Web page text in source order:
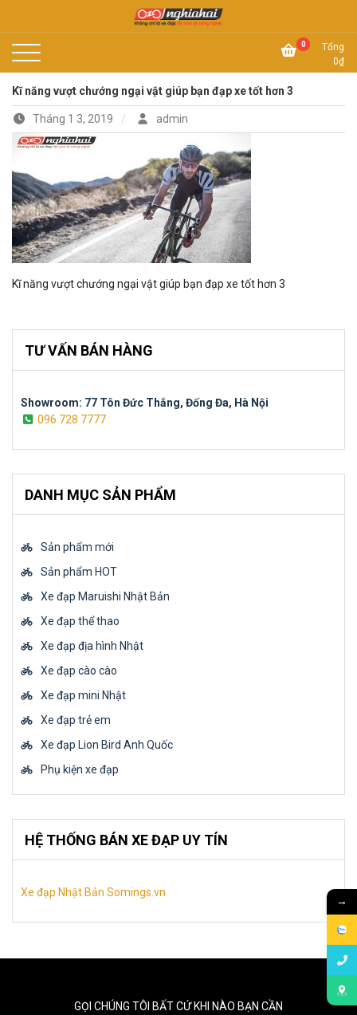
Xe đạp Nhật Nghĩa Hải 0
Tổng
0₫
Kĩ năng vượt chướng ngại vật giúp bạn đạp xe tốt hơn 3
Tháng 1 3, 2019 admin
Kĩ năng vượt chướng ngại vật giúp bạn đạp xe tốt hơn 3
TƯ VẤN BÁN HÀNG
Showroom: 77 Tôn Đức Thắng, Đống Đa, Hà Nội
096 728 7777
DANH MỤC SẢN PHẨM
Sản phẩm mới
Sản phẩm HOT
Xe đạp Maruishi Nhật Bản
Xe đạp thể thao
Xe đạp địa hình Nhật
Xe đạp cào cào
Xe đạp mini Nhật
Xe đạp trẻ em
Xe đạp Lion Bird Anh Quốc
Phụ kiện xe đạp
HỆ THỐNG BÁN XE ĐẠP UY TÍN
Xe đạp Nhật Bản Somings.vn
GỌI CHÚNG TÔI BẤT CỨ KHI NÀO BẠN CẦN
→